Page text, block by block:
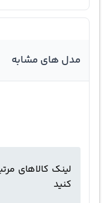
مدل های مشابه
لینک کالاهای
کنید